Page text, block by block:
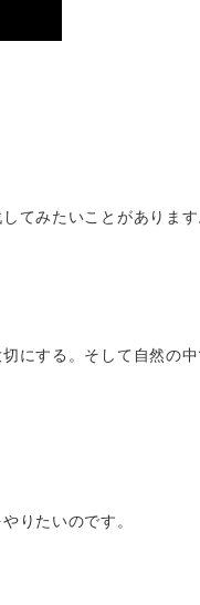
てみたいことがあります
にする。そして自然の
りたいのです。